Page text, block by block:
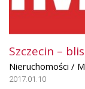
Szczecin –
Nieruchomości /
2017.01.10